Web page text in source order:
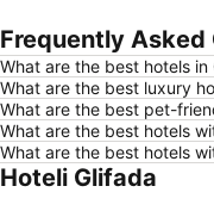
Frequently Asked
What are the best hotels in
What are the best luxury
What are the best pet-
What are the best hotels
What are the best hotels
Hoteli Glifada